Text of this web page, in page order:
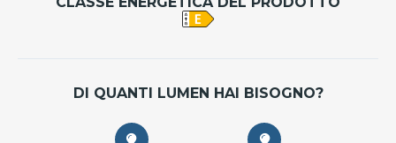
DI QUANTI LUMEN HAI BISOGNO?